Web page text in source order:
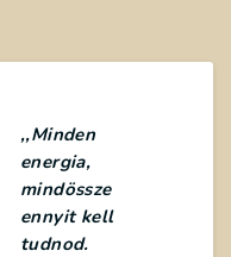
,,Minden
energia,
mindössze
ennyit kell
tudnod.